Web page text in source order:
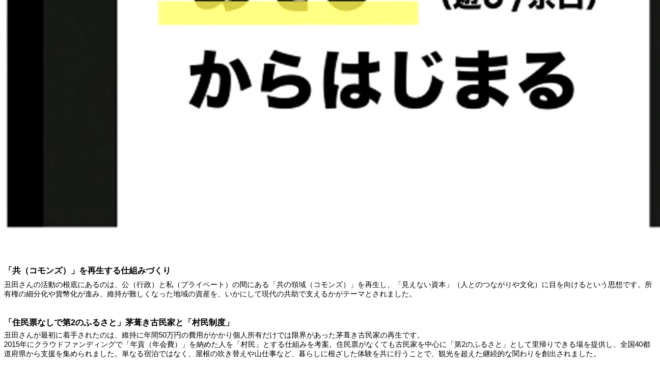
「共（コモンズ）」を再生する仕組みづくり
丑田さんの活動の根底にあるのは、公（行政）と私（プライベート）の間にある「共の領域（コモンズ）」を再生し、「見えない資本」（人とのつながりや文化）に目を向けるという思想です。所
有権の細分化や貨幣化が進み、維持が難しくなった地域の資産を、いかにして現代の共助で支えるかがテーマとされました。
「住民票なしで第2のふるさと」茅葺き古民家と「村民制度」
丑田さんが最初に着手されたのは、維持に年間50万円の費用がかかり個人所有だけでは限界があった茅葺き古民家の再生です。
2015年にクラウドファンディングで「年貢（年会費）」を納めた人を「村民」とする仕組みを考案。住民票がなくても古民家を中心に「第2のふるさと」として里帰りできる場を提供し、全国40都
道府県から支援を集められました。単なる宿泊ではなく、屋根の吹き替えや山仕事など、暮らしに根ざした体験を共に行うことで、観光を超えた継続的な関わりを創出されました。